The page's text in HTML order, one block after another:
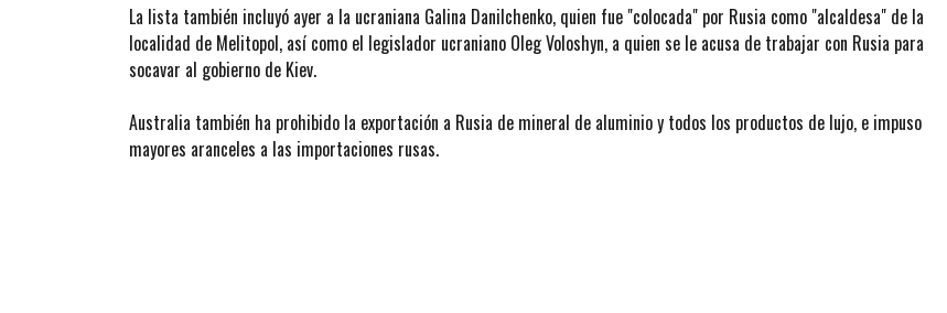
La lista también incluyó ayer a la ucraniana Galina Danilchenko, quien fue "colocada" por Rusia como "alcaldesa" de la
localidad de Melitopol, así como el legislador ucraniano Oleg Voloshyn, a quien se le acusa de trabajar con Rusia para
socavar al gobierno de Kiev.
Australia también ha prohibido la exportación a Rusia de mineral de aluminio y todos los productos de lujo, e impuso
mayores aranceles a las importaciones rusas.